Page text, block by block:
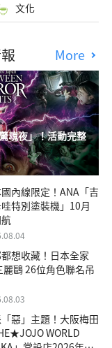
文化
More
魂夜」！活動完整
內線限定！ANA「吉
特別塗裝機」10月
想收藏！日本全家
鷗 26位角色聯名吊
惡」主題！大阪梅田
WORLD